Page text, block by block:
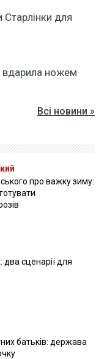
Старлінки для
вдарила ножем
Всі новини »
про важку зиму:
два сценарії для
батьків: держава